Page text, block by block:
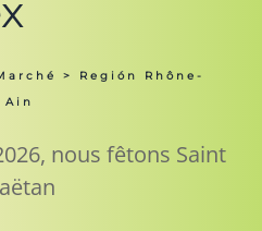
> Región Rhône-
Ain
nous fêtons Saint